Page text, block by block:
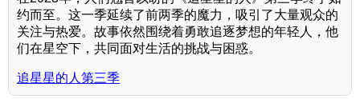
约而至。这一季延续了前两季的魔力，吸引了大量观众的
关注与热爱。故事依然围绕着勇敢追逐梦想的年轻人，他
们在星空下，共同面对生活的挑战与困惑。
追星星的人第三季